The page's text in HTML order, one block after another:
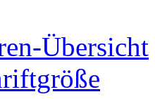
Übersicht